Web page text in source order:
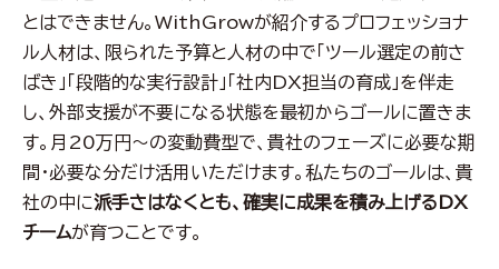
とはできません。WithGrowが紹介するプロフェッショナ
ル人材は、限られた予算と人材の中で「ツール選定の前さ
ばき」「段階的な実行設計」「社内DX担当の育成」を伴走
し、外部支援が不要になる状態を最初からゴールに置きま
す。月20万円〜の変動費型で、貴社のフェーズに必要な期
間・必要な分だけ活用いただけます。私たちのゴールは、貴
社の中に派手さはなくとも、確実に成果を積み上げるDX
チームが育つことです。